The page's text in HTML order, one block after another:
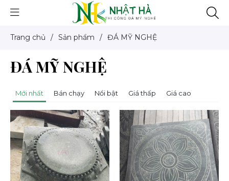
Trang chủ / Sản phẩm / ĐÁ MỸ NGHỆ
ĐÁ MỸ NGHỆ
Mới nhất Bán chạy Nổi bật Giá thấp Giá cao